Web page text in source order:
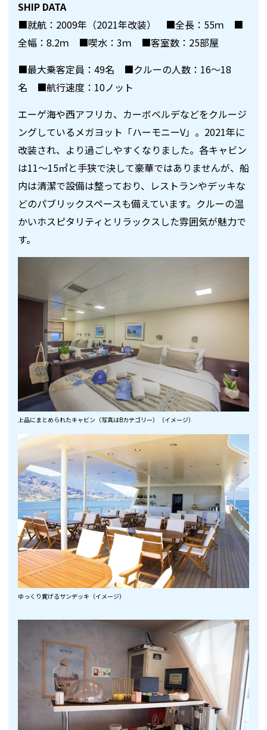
SHIP DATA
■就航：2009年（2021年改装） ■全長：55ｍ ■
全幅：8.2ｍ ■喫水：3ｍ ■客室数：25部屋
■最大乗客定員：49名 ■クルーの人数：16～18
名 ■航行速度：10ノット
エーゲ海や西アフリカ、カーボベルデなどをクルージ
ングしているメガヨット「ハーモニーV」。2021年に
改装され、より過ごしやすくなりました。各キャビン
は11～15㎡と手狭で決して豪華ではありませんが、船
内は清潔で設備は整っており、レストランやデッキな
どのパブリックスペースも備えています。クルーの温
かいホスピタリティとリラックスした雰囲気が魅力で
す。
上品にまとめられたキャビン（写真はBカテゴリー）（イメージ）
ゆっくり寛げるサンデッキ（イメージ）